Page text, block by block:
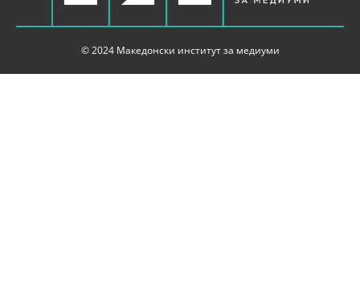
© 2024 Македонски институт за медиуми